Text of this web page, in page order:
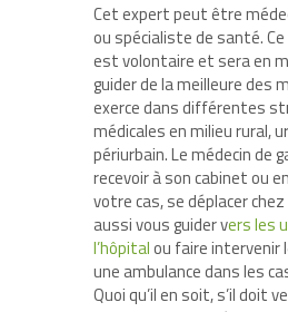
Cet expert peut être
ou spécialiste de santé.
est volontaire et sera en
guider de la meilleure des
exerce dans différentes
médicales en milieu rural,
périurbain. Le médecin de
recevoir à son cabinet ou
votre cas, se déplacer
aussi vous guider vers les
l’hôpitalou faire intervenir
une ambulance dans les
Quoi qu’il en soit, s’il doit